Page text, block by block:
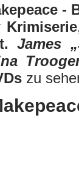
-
Krimiserie
James
zu